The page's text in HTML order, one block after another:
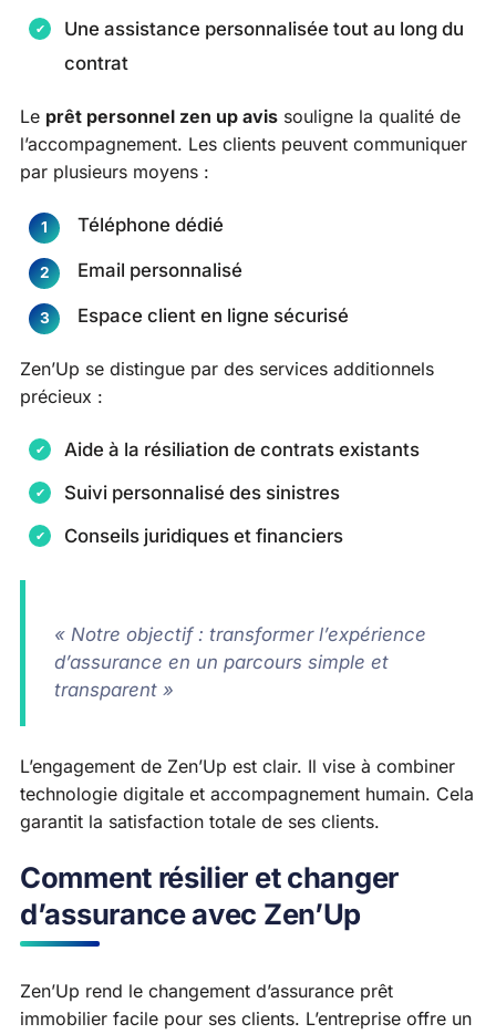
Une assistance personnalisée tout au long du
contrat
Le prêt personnel zen up avis souligne la qualité de
l’accompagnement. Les clients peuvent communiquer
par plusieurs moyens :
Téléphone dédié
Email personnalisé
Espace client en ligne sécurisé
Zen’Up se distingue par des services additionnels
précieux :
Aide à la résiliation de contrats existants
Suivi personnalisé des sinistres
Conseils juridiques et financiers
« Notre objectif : transformer l’expérience
d’assurance en un parcours simple et
transparent »
L’engagement de Zen’Up est clair. Il vise à combiner
technologie digitale et accompagnement humain. Cela
garantit la satisfaction totale de ses clients.
Comment résilier et changer
d’assurance avec Zen’Up
Zen’Up rend le changement d’assurance prêt
immobilier facile pour ses clients. L’entreprise offre un